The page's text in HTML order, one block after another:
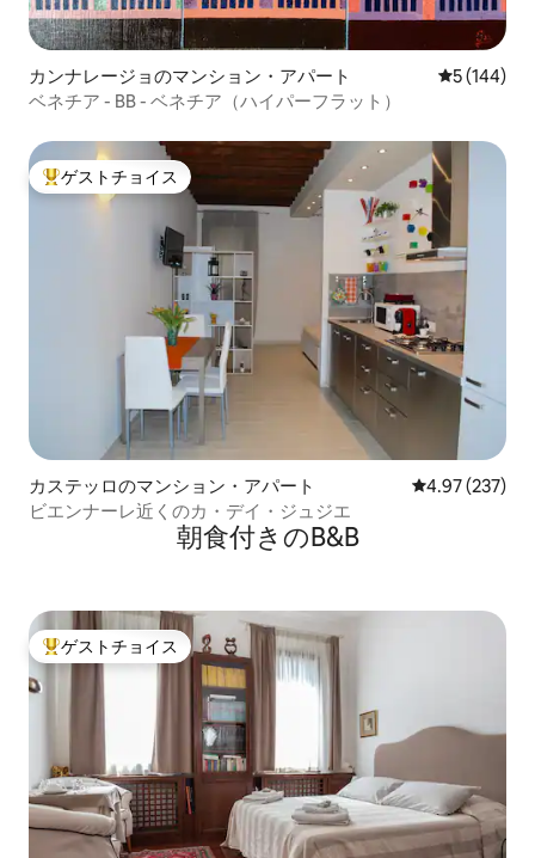
カンナレージョのマンション・アパート レビュー
5 (144)
ベネチア - BB - ベネチア（ハイパーフラット）
大好評のゲストチョイスです。
ゲストチョイス
カステッロのマンション・アパート レビュー237
4.97 (237)
ビエンナーレ近くのカ・デイ・ジュジエ
朝食付きのB&B
大好評のゲストチョイスです。
ゲストチョイス